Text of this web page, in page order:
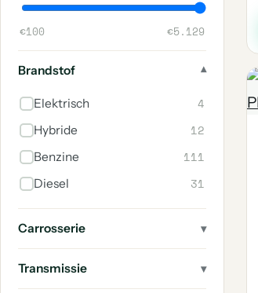
C4 Cactus 4
C4 Picasso 4
4
2Cv
Ds 2
E-Jumpy 1
E-C4 1
€100 €5.129
Brandstof
Elektrisch 4
Hybride 12
Benzine 111
Diesel 31
Carrosserie
Transmissie